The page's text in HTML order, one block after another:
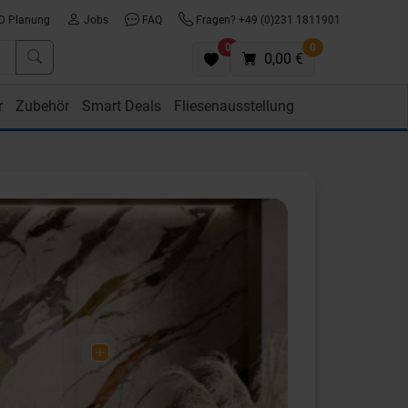
Planung Jobs FAQ Fragen? +49 (0)231 1811901
0 0
0,00 €
Zubehör Smart Deals Fliesenausstellung